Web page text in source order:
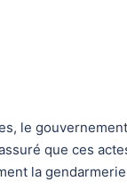
le
que ces
la